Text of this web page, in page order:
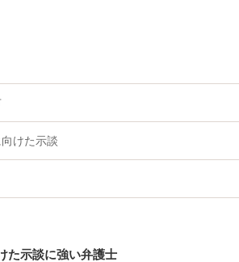
けた示談
た示談に強い弁護士